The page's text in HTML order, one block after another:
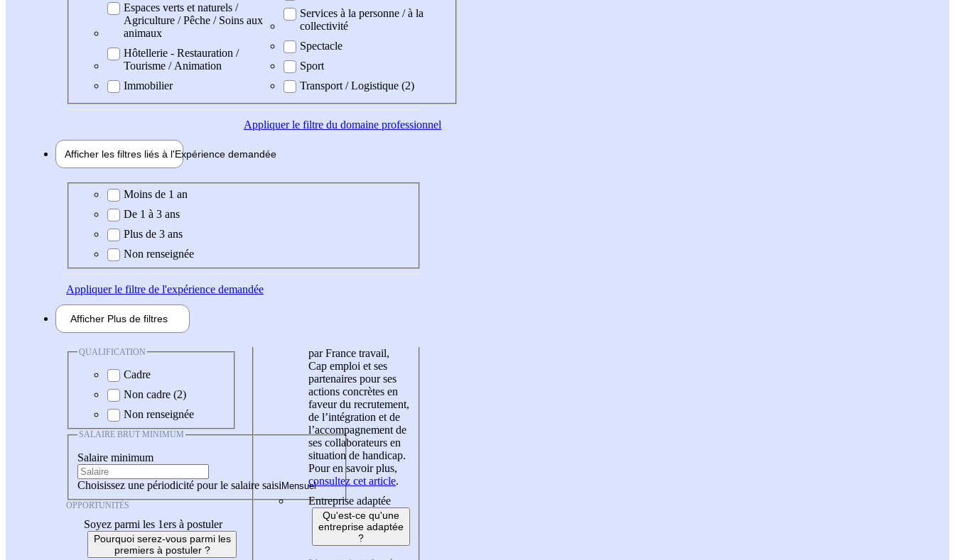
Espaces verts et naturels /
Agriculture / Pêche / Soins aux
animaux
Hôtellerie - Restauration /
Tourisme / Animation
Immobilier
Services à la personne / à la
collectivité
Spectacle
Sport
Transport / Logistique (2)
Appliquerle filtre du domaine professionnel
Afficher les filtres liés à l'Expérience demandée
Expérience demandée
Moins de 1 an
De 1 à 3 ans
Plus de 3 ans
Non renseignée
Appliquerle filtre de l'expérience demandée
Afficher Plus de filtres
QUALIFICATION
Cadre
Non cadre (2)
Non renseignée
SALAIRE BRUT MINIMUM
Salaire minimum
Choisissez une périodicité pour le salaire saisi
OPPORTUNITÉS
Soyez parmi les 1ers à postuler
Pourquoi serez-vous parmi les
premiers à postuler ?
par France travail,
Cap emploi et ses
partenaires pour ses
actions concrètes en
faveur du recrutement,
de l’intégration et de
l’accompagnement de
ses collaborateurs en
situation de handicap.
Pour en savoir plus,
consultez cet article.
Entreprise adaptée
Qu'est-ce qu'une
entreprise adaptée
?